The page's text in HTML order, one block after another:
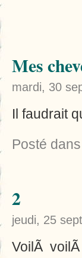
Mes
mardi, 30
Il faudrait
Posté dans
2
jeudi, 25
VoilÃ